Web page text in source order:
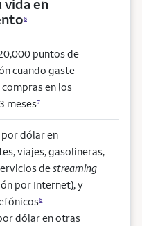
vida en
6
puntos de
cuando gaste
en los
meses7
dólar en
viajes, gasolineras,
destreaming
por Internet), y
6
dólar en otras